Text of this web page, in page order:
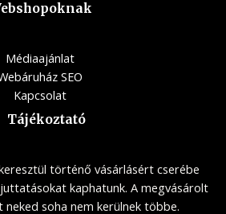
Médiaajánlat
SEO
Kapcsolat
Tájékoztató
történő vásárlásért cserébe
kaphatunk. A megvásárolt
soha nem kerülnek többe.